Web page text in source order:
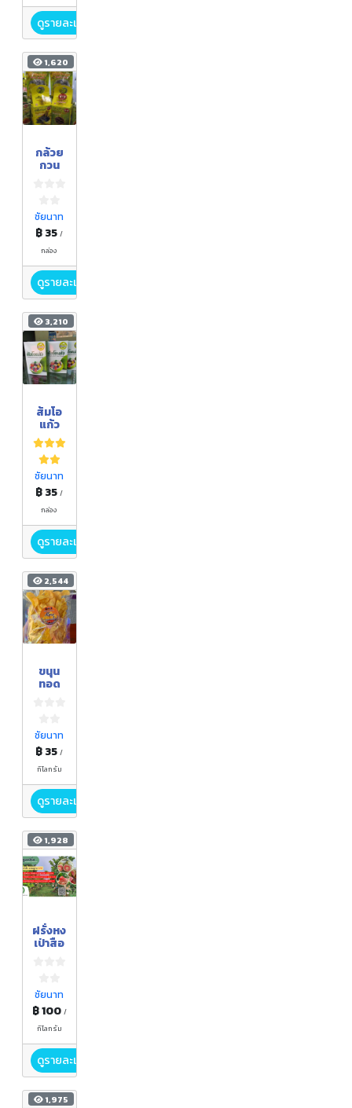
ดูรายละเอียด
1,620
กล้วย
กวน
ชัยนาท
฿ 35/
กล่อง
ดูรายละเอียด
3,210
ส้มโอ
แก้ว
ชัยนาท
฿ 35/
กล่อง
ดูรายละเอียด
2,544
ขนุน
ทอด
ชัยนาท
฿ 35/
กิโลกรัม
ดูรายละเอียด
1,928
ฝรั่งหง
เป่าสือ
ชัยนาท
฿ 100 /
กิโลกรัม
ดูรายละเอียด
1,975